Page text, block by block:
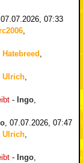
07.07.2026, 07:33
,
Hatebreed ,
Ulrich,
- Ingo,
, 07.07.2026, 07:47
Ulrich,
- Ingo,